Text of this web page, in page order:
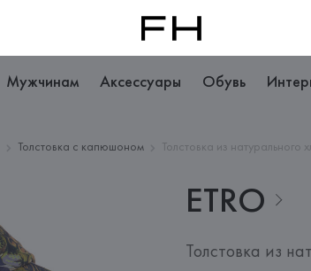
Мужчинам Аксессуары Обувь
Толстовка с капюшоном Толстовка из натурального
ETRO
Толстовка из